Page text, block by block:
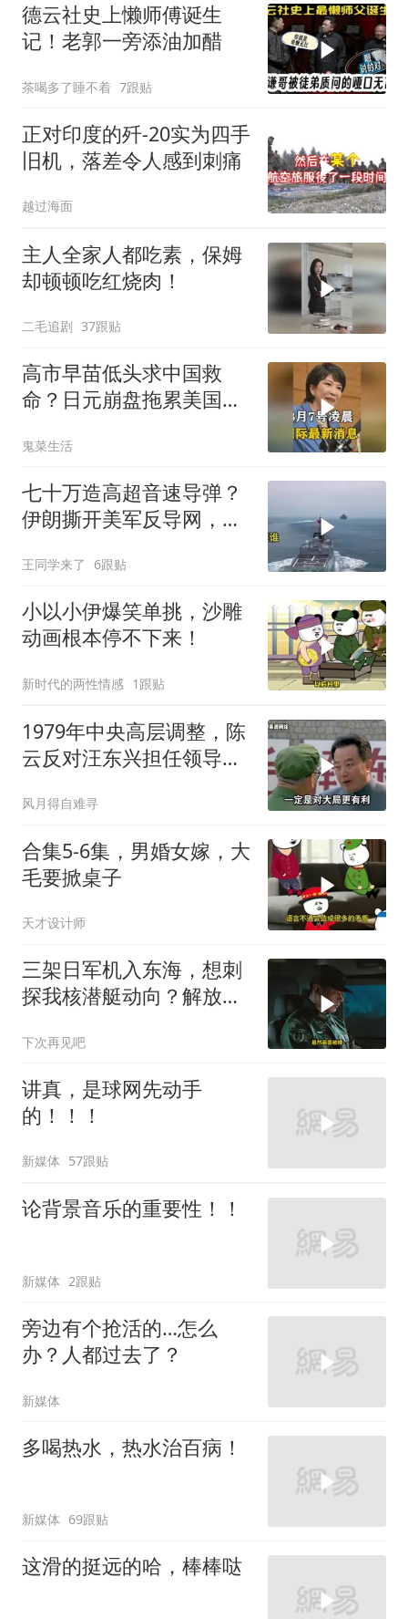
德云社史上懒师傅诞生
记！老郭一旁添油加醋
茶喝多了睡不着 7跟贴
正对印度的歼-20实为四手
旧机，落差令人感到刺痛
越过海面
主人全家人都吃素，保姆
却顿顿吃红烧肉！
二毛追剧 37跟贴
高市早苗低头求中国救
命？日元崩盘拖累美国下
鬼菜生活
七十万造高超音速导弹？
伊朗撕开美军反导网，炸
王同学来了 6跟贴
小以小伊爆笑单挑，沙雕
动画根本停不下来！
新时代的两性情感 1跟贴
1979年中央高层调整，陈
云反对汪东兴担任领导职
风月得自难寻
合集5-6集，男婚女嫁，大
毛要掀桌子
天才设计师
三架日军机入东海，想刺
探我核潜艇动向？解放军
下次再见吧
讲真，是球网先动手
的！！！
新媒体 57跟贴
论背景音乐的重要性！！
新媒体 2跟贴
旁边有个抢活的…怎么
办？人都过去了？
新媒体
多喝热水，热水治百病！
新媒体 69跟贴
这滑的挺远的哈，棒棒哒